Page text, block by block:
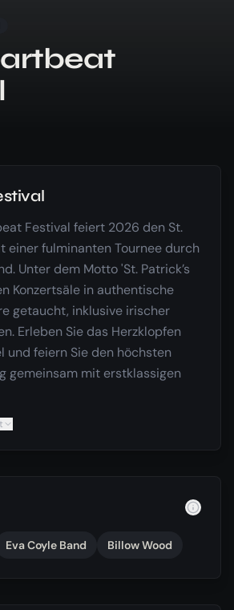
Festival feiert 2026 den St.
einer fulminanten Tournee durch
Unter dem Motto 'St. Patrick’s
Konzertsäle in authentische
getaucht, inklusive irischer
Erleben Sie das Herzklopfen
und feiern Sie den höchsten
gemeinsam mit erstklassigen
Eva Coyle Band Billow Wood